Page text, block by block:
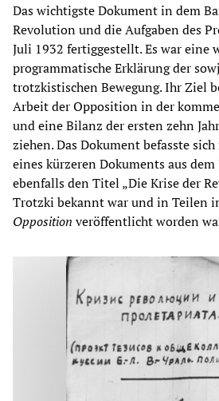
Das wichtigste Dokument in dem
Revolution und die Aufgaben des
Juli 1932 fertiggestellt. Es war eine
programmatische Erklärung der
trotzkistischen Bewegung. Ihr Ziel
Arbeit der Opposition in der
und eine Bilanz der ersten zehn
ziehen. Das Dokument befasste
eines kürzeren Dokuments aus dem
ebenfalls den Titel „Die Krise der
Trotzki bekannt war und in Teilen
Opposition veröffentlicht worden